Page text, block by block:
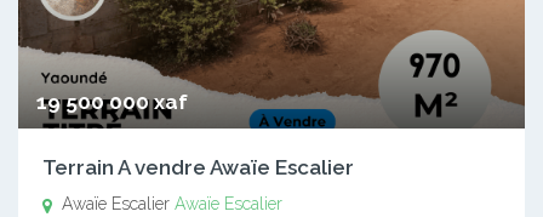
19 500 000 xaf
Terrain A vendre Awaïe Escalier
Awaïe Escalier Awaïe Escalier